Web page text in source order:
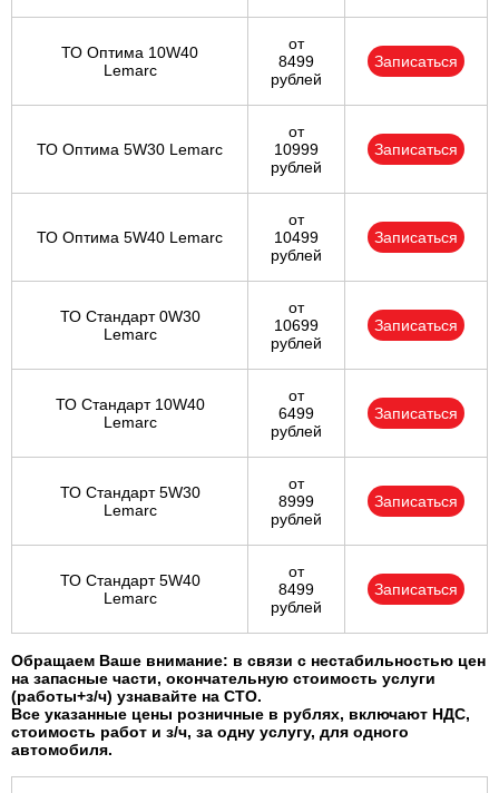
ТО Оптима 10W40
Lemarc
от
8499
рублей
Записаться
ТО Оптима 5W30 Lemarc
от
10999
рублей
Записаться
ТО Оптима 5W40 Lemarc
от
10499
рублей
Записаться
ТО Стандарт 0W30
Lemarc
от
10699
рублей
Записаться
ТО Стандарт 10W40
Lemarc
от
6499
рублей
Записаться
ТО Стандарт 5W30
Lemarc
от
8999
рублей
Записаться
ТО Стандарт 5W40
Lemarc
от
8499
рублей
Записаться
Обращаем Ваше внимание: в связи с нестабильностью цен
на запасные части, окончательную стоимость услуги
(работы+з/ч) узнавайте на СТО.
Все указанные цены розничные в рублях, включают НДС,
стоимость работ и з/ч, за одну услугу, для одного
автомобиля.